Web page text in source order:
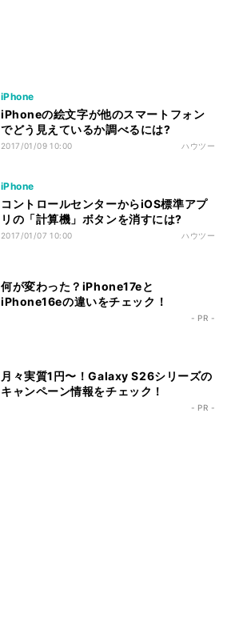
iPhone
iPhoneの絵文字が他のスマートフォン
でどう見えているか調べるには?
2017/01/09 10:00 ハウツー
iPhone
コントロールセンターからiOS標準アプ
リの「計算機」ボタンを消すには?
2017/01/07 10:00 ハウツー
何が変わった？iPhone17eと
iPhone16eの違いをチェック！
- PR -
月々実質1円〜！Galaxy S26シリーズの
キャンペーン情報をチェック！
- PR -